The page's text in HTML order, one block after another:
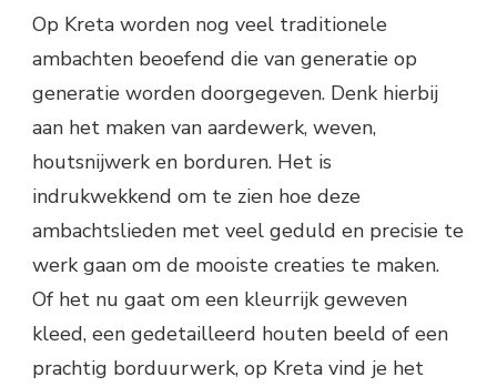
Op Kreta worden nog veel traditionele
ambachten beoefend die van generatie op
generatie worden doorgegeven. Denk hierbij
aan het maken van aardewerk, weven,
houtsnijwerk en borduren. Het is
indrukwekkend om te zien hoe deze
ambachtslieden met veel geduld en precisie te
werk gaan om de mooiste creaties te maken.
Of het nu gaat om een kleurrijk geweven
kleed, een gedetailleerd houten beeld of een
prachtig borduurwerk, op Kreta vind je het